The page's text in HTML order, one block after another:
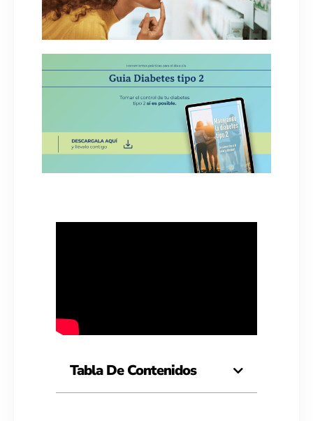
Tabla De Contenidos